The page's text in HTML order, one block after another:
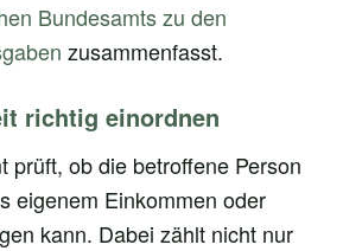
Bundesamts zu den
zusammenfasst.
richtig einordnen
prüft, ob die betroffene Person
eigenem Einkommen oder
kann. Dabei zählt nicht nur